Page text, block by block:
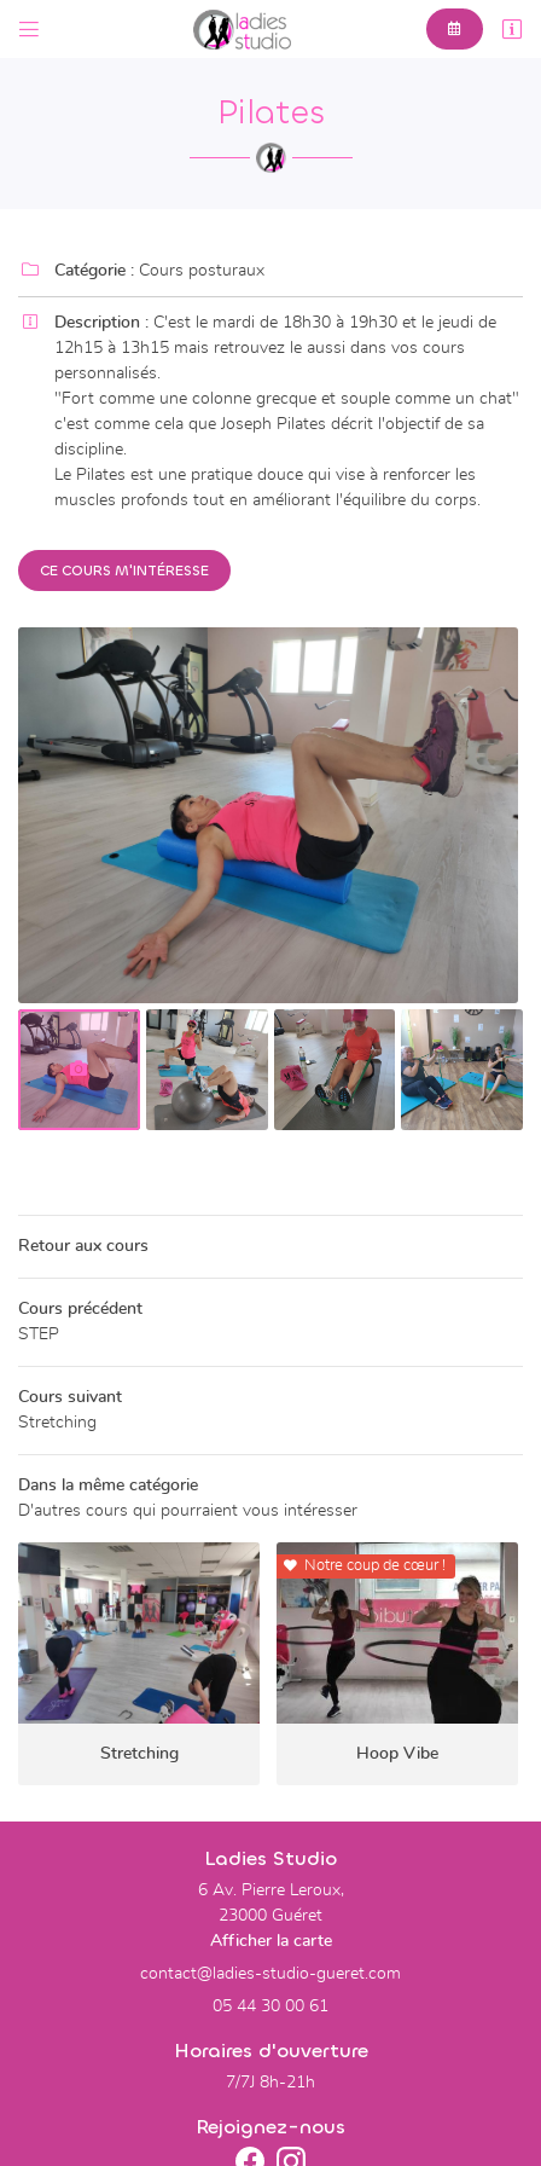

ACCUEIL
PERSONNALISÉ
BIEN-ÊTRE
CATALOGUE
PHOTOS
ACTUALITÉS
CONTACT
 
Réservez un

Adresse email de réception
En cochant cette case, vous consentez à recevoir nos propositions commerciales à
l'adresse email indiqué ci-dessus. Vous pouvez vous désinscrire à tout moment en
utilisantle formulaire de désinscription
INSCRIPTION
Pilates
 Catégorie : Cours posturaux
 Description : C'est le mardi de 18h30 à 19h30 et le jeudi de
12h15 à 13h15 mais retrouvez le aussi dans vos cours
personnalisés.
"Fort comme une colonne grecque et souple comme un chat"
c'est comme cela que Joseph Pilates décrit l'objectif de sa
discipline.
Le Pilates est une pratique douce qui vise à renforcer les
muscles profonds tout en améliorant l'équilibre du corps.
CE COURS M'INTÉRESSE
Retour aux cours
Cours précédent
STEP
Cours suivant
Stretching
Dans la même catégorie
D'autres cours qui pourraient vous intéresser
Stretching
 Notre coup de cœur !
Hoop Vibe
Ladies Studio
6 Av. Pierre Leroux,
23000 Guéret
Afficher la carte
05 44 30 00 61
Horaires d'ouverture
7/7J 8h-21h
Rejoignez-nous